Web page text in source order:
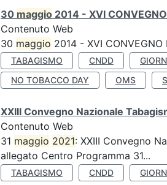
30 maggio 2014 - XVI
Contenuto Web
30 maggio 2014 - XVI CONVEGNO
TABAGISMO CNDD
NO TOBACCO DAY
OMS
XXIII Convegno Nazionale
Contenuto Web
31 maggio 2021: XXIII Convegno
allegato Centro Programma 31...
TABAGISMO CNDD